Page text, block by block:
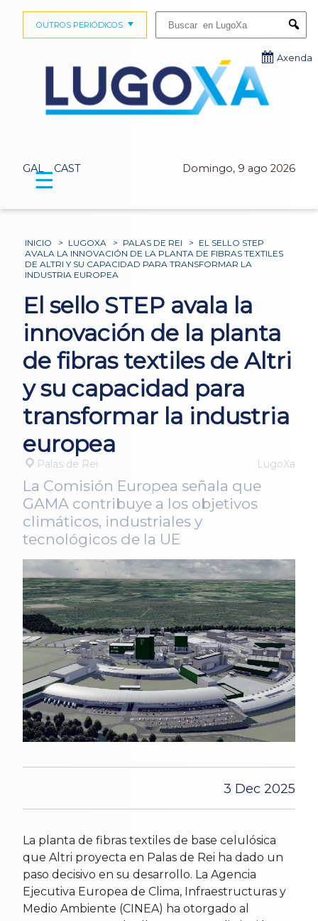
GAL CAST Domingo, 9 ago 2026
OUTROS PERIÓDICOS
Axenda
☰
INICIO > LUGOXA > PALAS DE REI > EL SELLO STEP
AVALA LA INNOVACIÓN DE LA PLANTA DE FIBRAS TEXTILES
DE ALTRI Y SU CAPACIDAD PARA TRANSFORMAR LA
INDUSTRIA EUROPEA
El sello STEP avala la
innovación de la planta
de fibras textiles de Altri
y su capacidad para
transformar la industria
europea
Palas de Rei LugoXa
La Comisión Europea señala que
GAMA contribuye a los objetivos
climáticos, industriales y
tecnológicos de la UE
3 Dec 2025
La planta de fibras textiles de base celulósica
que Altri proyecta en Palas de Rei ha dado un
paso decisivo en su desarrollo. La Agencia
Ejecutiva Europea de Clima, Infraestructuras y
Medio Ambiente (CINEA) ha otorgado al